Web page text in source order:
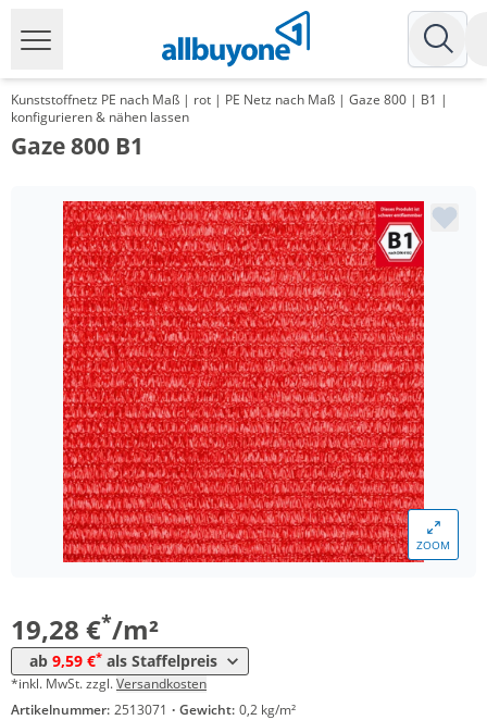
Kunststoffnetz PE nach Maß | rot | PE Netz nach Maß | Gaze 800 | B1 |
konfigurieren & nähen lassen
Gaze 800 B1
ZOOM
19,28 €*/m²
ab 9,59 €* als Staffelpreis
Menge Preis
ab 15 m² 11,73 €*
ab 150 m² 10,91 €*
ab 300 m² 10,09 €*
*inkl. MwSt. zzgl.Versandkosten
Artikelnummer: 2513071 · Gewicht: 0,2 kg/m²